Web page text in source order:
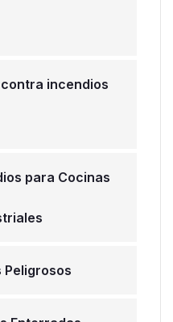
incendios
para Cocinas
Peligrosos